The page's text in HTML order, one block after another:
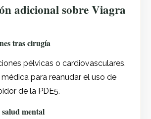
adicional sobre Viagra
tras cirugía
pélvicas o cardiovasculares,
para reanudar el uso de
de la PDE5.
mental